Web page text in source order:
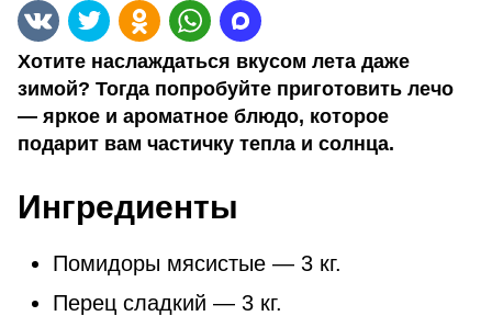
Хотите наслаждаться вкусом лета даже
зимой? Тогда попробуйте приготовить лечо
— яркое и ароматное блюдо, которое
подарит вам частичку тепла и солнца.
Ингредиенты
Помидоры мясистые — 3 кг.
Перец сладкий — 3 кг.